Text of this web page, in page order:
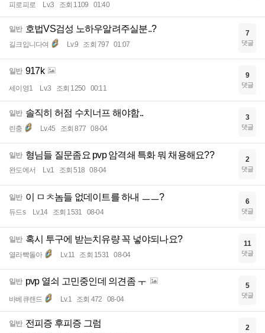
피로피로 Lv.3 조회 1109 01:40
일반 호법VS검성 노하우알려주실분..?
길크입니다여 Lv.9 조회 797 01:07
7
댓글
일반 917k
세이영1 Lv.3 조회 1250 00:11
9
댓글
일반 솔직히 허점 수치너프 해야함..
린충 Lv.45 조회 877 08-04
3
댓글
일반 형님들 질문좀요 pvp 암격쇄 특화 뭐 채용해요??
완도에서 Lv.1 조회 518 08-04
2
댓글
일반 이 ㅁㅊ놈들 없데이트를 하내 ㅡㅡ?
듀드s Lv.14 조회 1531 08-04
6
댓글
일반 혹시 투구에 받는치유량 꼭 넣야되나요?
열라빡돌아 Lv.11 조회 1531 08-04
11
댓글
일반 pvp 열쇠 고민중인데 의견좀 ㅜ
바베큐랜드 Lv.1 조회 472 08-04
5
댓글
일반 전피증 후피증 그럼 2